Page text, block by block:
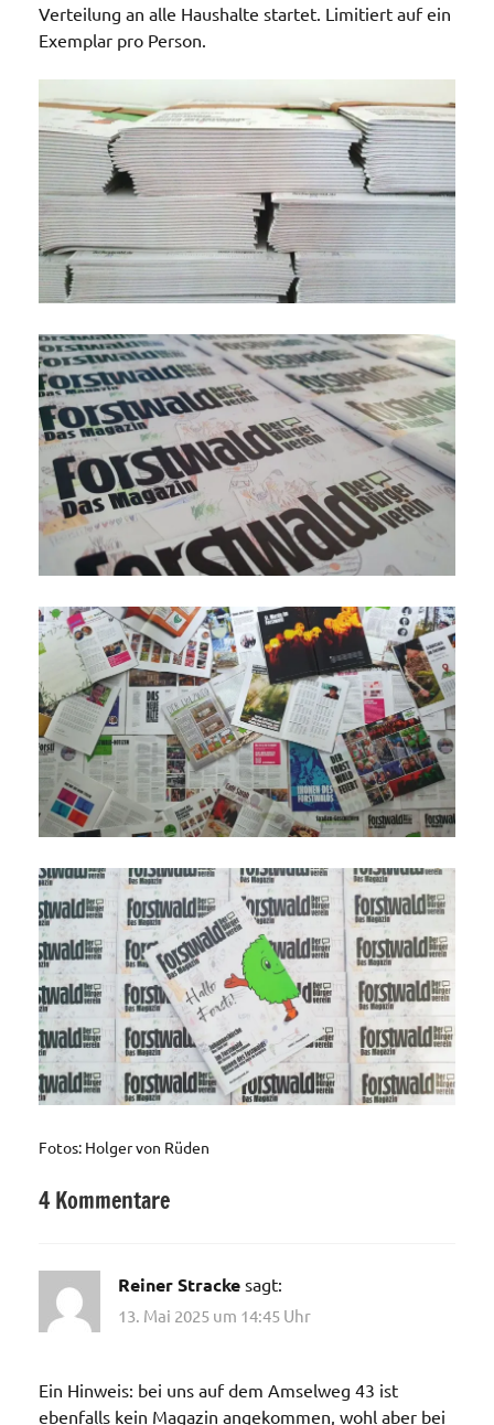
Verteilung an alle Haushalte startet. Limitiert auf ein
Exemplar pro Person.
Fotos: Holger von Rüden
4 Kommentare
Reiner Stracke sagt:
13. Mai 2025 um 14:45 Uhr
Ein Hinweis: bei uns auf dem Amselweg 43 ist
ebenfalls kein Magazin angekommen, wohl aber bei